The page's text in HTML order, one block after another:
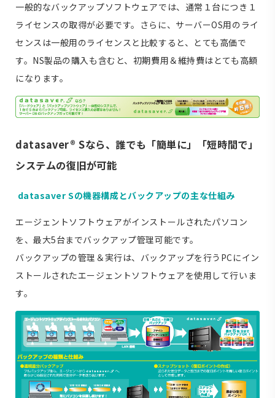
一般的なバックアップソフトウェアでは、通常１台につき１
ライセンスの取得が必要です。さらに、サーバーOS用のライ
センスは一般用のライセンスと比較すると、とても高価で
す。NS製品の購入も含むと、初期費用＆維持費はとても高額
になります。
datasaver® Sなら、誰でも「簡単に」「短時間で」
システムの復旧が可能
datasaver Sの機器構成とバックアップの主な仕組み
エージェントソフトウェアがインストールされたパソコン
を、最大5台までバックアップ管理可能です。
バックアップの管理＆実行は、バックアップを行うPCにイン
ストールされたエージェントソフトウェアを使用して行いま
す。